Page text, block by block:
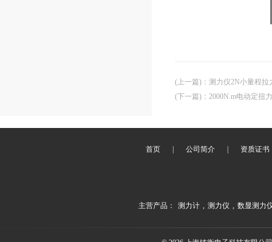
(上一篇) ： 测力仪2N小量程拉
(下一篇) ： 2000N.m电动定扭
首页 公司简介 资质证书
主营产品： 测力计 , 测力仪 , 数显测力